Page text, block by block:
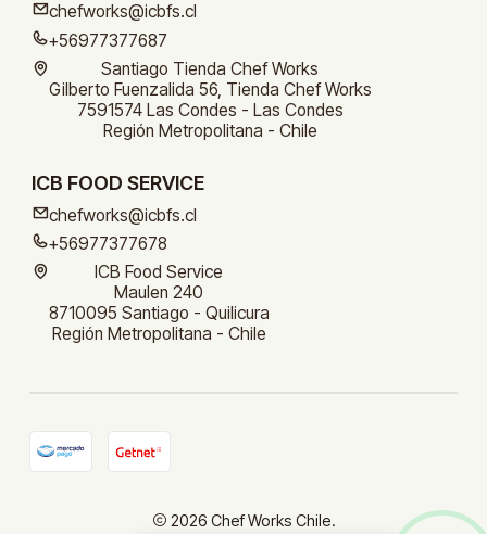
chefworks@icbfs.cl
+56977377687
Santiago Tienda Chef Works
Gilberto Fuenzalida 56, Tienda Chef Works
7591574 Las Condes - Las Condes
Región Metropolitana - Chile
ICB FOOD SERVICE
chefworks@icbfs.cl
+56977377678
ICB Food Service
Maulen 240
8710095 Santiago - Quilicura
Región Metropolitana - Chile
2026 Chef Works Chile.